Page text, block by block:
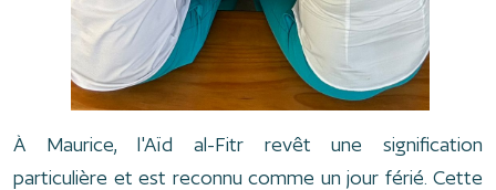
À Maurice, l'Aïd al-Fitr revêt une signification
particulière et est reconnu comme un jour férié. Cette